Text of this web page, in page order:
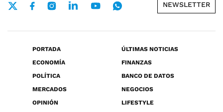
NEWSLETTER
PORTADA
ÚLTIMAS NOTICIAS
ECONOMÍA
FINANZAS
POLÍTICA
BANCO DE DATOS
MERCADOS
NEGOCIOS
OPINIÓN
LIFESTYLE